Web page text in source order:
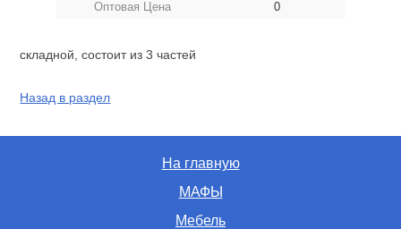
Оптовая Цена
0
складной, состоит из 3 частей
Назад в раздел
На главную
МАФЫ
Мебель